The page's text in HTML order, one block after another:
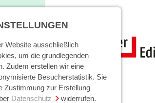
Website ausschließlich
um die grundlegenden
Zudem erstellen wir eine
Besucherstatistik. Sie
Zustimmung zur Erstellung
Datenschutz widerrufen.